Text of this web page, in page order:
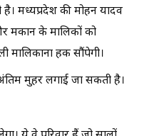
मध्यप्रदेश की मोहन यादव
मकान के मालिकों को
मालिकाना हक सौंपेगी।
मुहर लगाई जा सकती है।